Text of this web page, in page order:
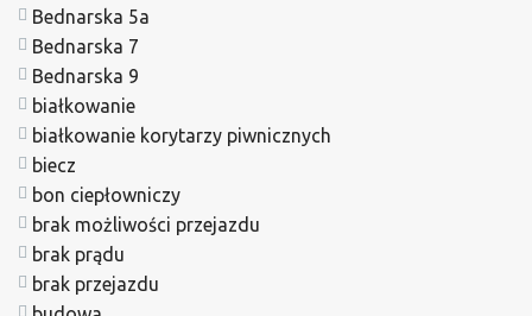
Bednarska 5a
Bednarska 7
Bednarska 9
białkowanie
białkowanie korytarzy piwnicznych
biecz
bon ciepłowniczy
brak możliwości przejazdu
brak prądu
brak przejazdu